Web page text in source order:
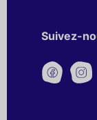
Suivez-